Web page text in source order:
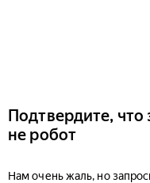
Подтвердите, что
не робот
Нам очень жаль, но